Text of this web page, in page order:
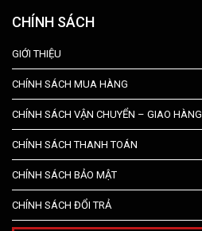
CHÍNH SÁCH
GIỚI THIỆU
CHÍNH SÁCH MUA HÀNG
CHÍNH SÁCH VẬN CHUYỂN – GIAO HÀNG
CHÍNH SÁCH THANH TOÁN
CHÍNH SÁCH BẢO MẬT
CHÍNH SÁCH ĐỔI TRẢ